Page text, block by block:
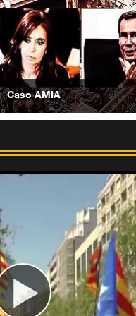
Caso AMIA
Situación en Yemen